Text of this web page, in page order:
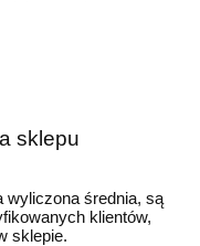
sklepu
wyliczona średnia, są
klientów,
sklepie.